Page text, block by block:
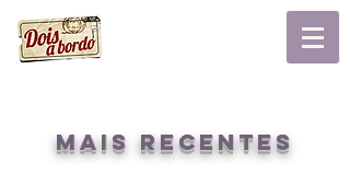
mais recentes